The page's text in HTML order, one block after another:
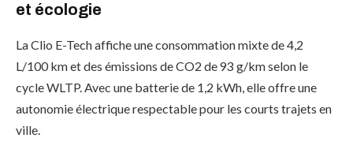
et écologie
La Clio E-Tech affiche une consommation mixte de 4,2
L/100 km et des émissions de CO2 de 93 g/km selon le
cycle WLTP. Avec une batterie de 1,2 kWh, elle offre une
autonomie électrique respectable pour les courts trajets en
ville.